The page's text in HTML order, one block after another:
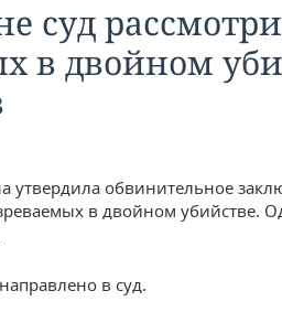
суд
в двойном
утвердила обвинительное
в двойном убийстве.
в суд.